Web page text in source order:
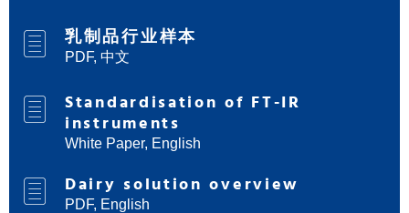
乳制品行业样本
PDF, 中文
Standardisation of FT-IR
instruments
White Paper, English
Dairy solution overview
PDF, English